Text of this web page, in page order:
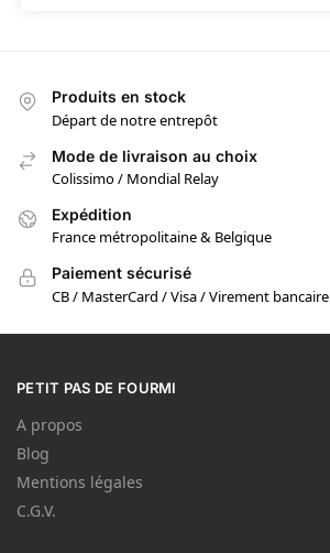
Produits en stock
Départ de notre entrepôt
Mode de livraison au choix
Colissimo / Mondial Relay
Expédition
France métropolitaine & Belgique
Paiement sécurisé
CB / MasterCard / Visa / Virement bancaire
PETIT PAS DE FOURMI
A propos
Blog
Mentions légales
C.G.V.